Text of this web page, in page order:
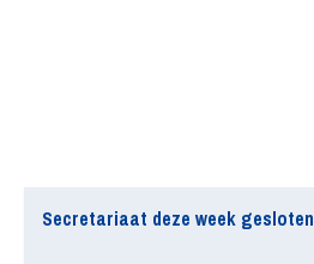
Secretariaat deze week gesloten